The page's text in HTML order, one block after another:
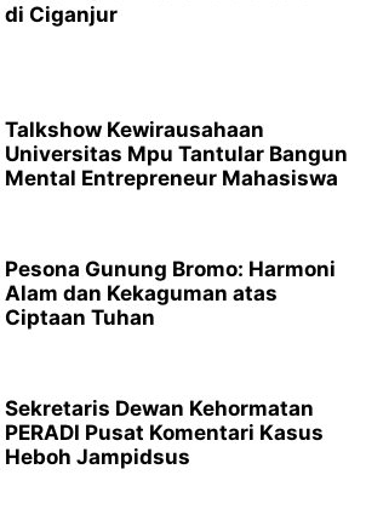
di Ciganjur
Talkshow Kewirausahaan
Universitas Mpu Tantular Bangun
Mental Entrepreneur Mahasiswa
Pesona Gunung Bromo: Harmoni
Alam dan Kekaguman atas
Ciptaan Tuhan
Sekretaris Dewan Kehormatan
PERADI Pusat Komentari Kasus
Heboh Jampidsus